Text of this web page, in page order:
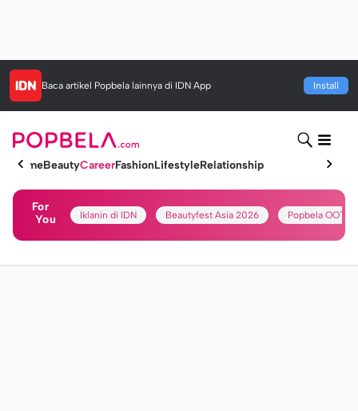
Baca artikel Popbela lainnya di IDN App Install
HomeBeautyCareerFashionLifestyleRelationship
For
You
Iklanin di IDN Beautyfest Asia 2026 Popbela OOTD